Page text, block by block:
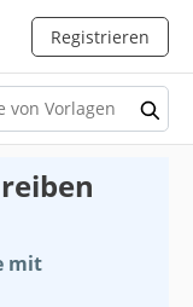
Registrieren
mit